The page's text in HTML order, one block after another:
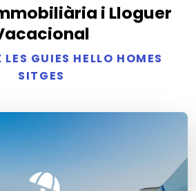
i Lloguer
GUIES HELLO HOMES
SITGES